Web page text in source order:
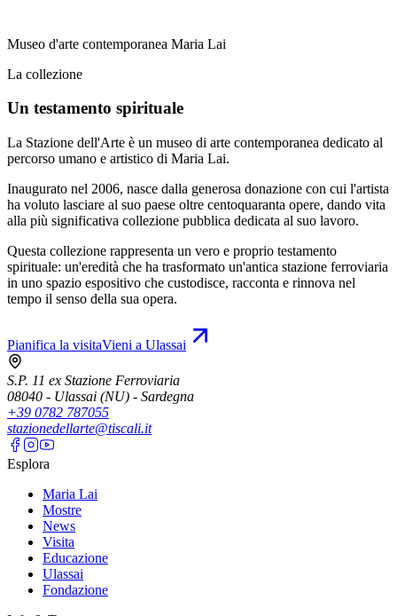
Museo d'arte contemporanea Maria Lai
La collezione
Un testamento spirituale
La Stazione dell'Arte è un museo di arte contemporanea dedicato al
percorso umano e artistico di Maria Lai.
Inaugurato nel 2006, nasce dalla generosa donazione con cui l'artista
ha voluto lasciare al suo paese oltre centoquaranta opere, dando vita
alla più significativa collezione pubblica dedicata al suo lavoro.
Questa collezione rappresenta un vero e proprio testamento
spirituale: un'eredità che ha trasformato un'antica stazione ferroviaria
in uno spazio espositivo che custodisce, racconta e rinnova nel
tempo il senso della sua opera.
Pianifica la visitaVieni a Ulassai
S.P. 11 ex Stazione Ferroviaria
08040 - Ulassai (NU) - Sardegna
+39 0782 787055
stazionedellarte@tiscali.it
Esplora
Maria Lai
Mostre
News
Visita
Educazione
Ulassai
Fondazione